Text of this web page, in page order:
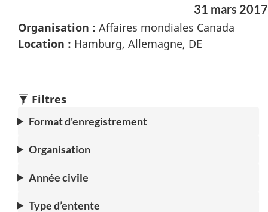
31 mars 2017
Organisation : Affaires mondiales Canada
Location : Hamburg, Allemagne, DE
Filtres
Format d'enregistrement
Organisation
Année civile
Type d’entente